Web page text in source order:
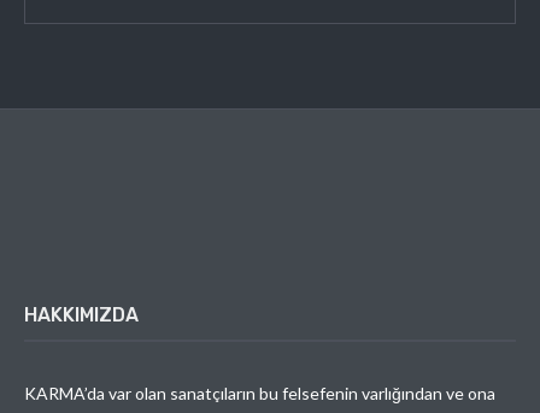
HAKKIMIZDA
KARMA’da var olan sanatçıların bu felsefenin varlığından ve ona